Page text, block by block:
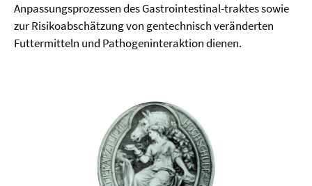
Anpassungsprozessen des Gastrointestinal-traktes sowie
zur Risikoabschätzung von gentechnisch veränderten
Futtermitteln und Pathogeninteraktion dienen.